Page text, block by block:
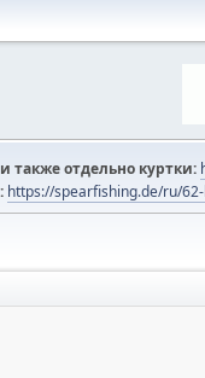
также отдельно куртки:
https://spearfishing.de/ru/